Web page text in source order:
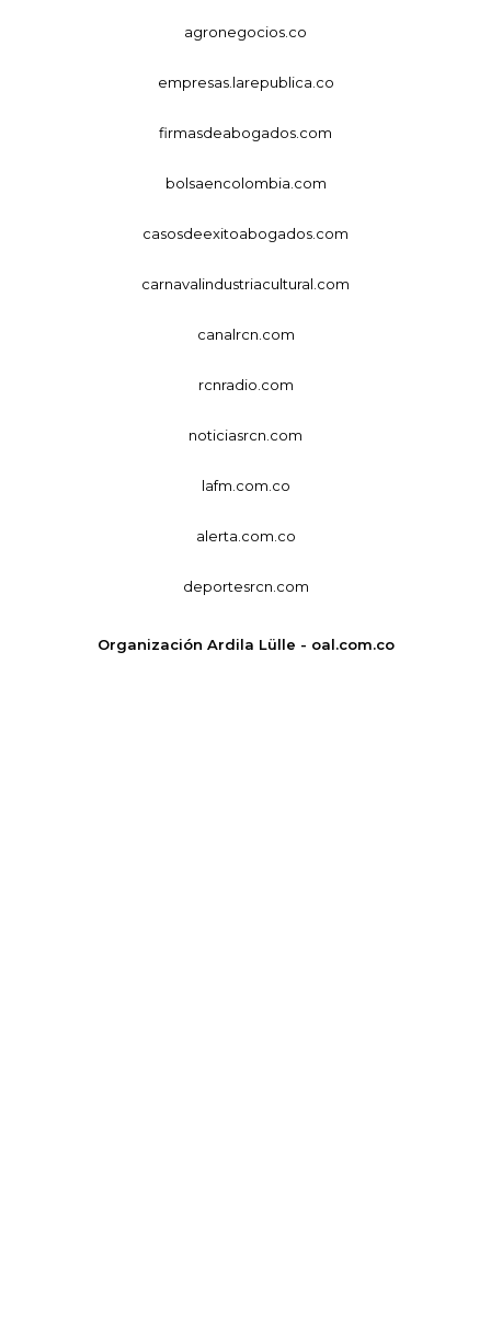
agronegocios.co
empresas.larepublica.co
firmasdeabogados.com
bolsaencolombia.com
casosdeexitoabogados.com
carnavalindustriacultural.com
canalrcn.com
rcnradio.com
noticiasrcn.com
lafm.com.co
alerta.com.co
deportesrcn.com
Organización Ardila Lülle - oal.com.co